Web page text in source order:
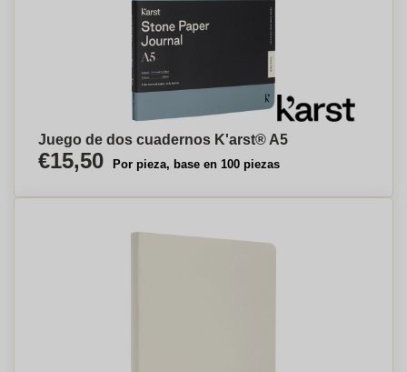
Juego de dos cuadernos K'arst® A5
€15,50 Por pieza, base en 100 piezas